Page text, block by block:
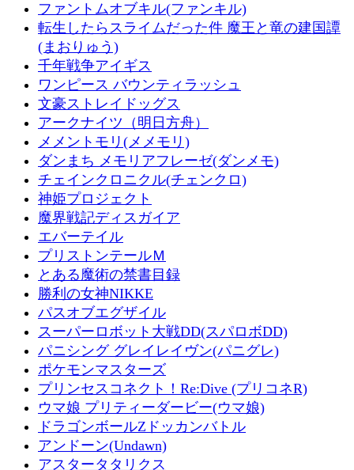
ファントムオブキル(ファンキル)
転生したらスライムだった件 魔王と竜の建国譚
(まおりゅう)
千年戦争アイギス
ワンピース バウンティラッシュ
文豪ストレイドッグス
アークナイツ（明日方舟）
メメントモリ(メメモリ)
ダンまち メモリアフレーゼ(ダンメモ)
チェインクロニクル(チェンクロ)
神姫プロジェクト
魔界戦記ディスガイア
エバーテイル
プリストンテールＭ
とある魔術の禁書目録
勝利の女神NIKKE
パスオブエグザイル
スーパーロボット大戦DD(スパロボDD)
パニシング グレイレイヴン(パニグレ)
ポケモンマスターズ
プリンセスコネクト！Re:Dive (プリコネR)
ウマ娘 プリティーダービー(ウマ娘)
ドラゴンボールZドッカンバトル
アンドーン(Undawn)
アスタータタリクス